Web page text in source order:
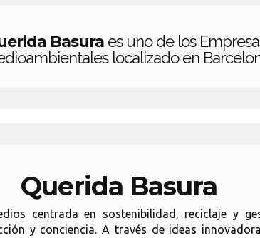
Basura es uno de los
localizado en
Querida Basura
centrada en sostenibilidad, reciclaje y
y conciencia. A través de ideas